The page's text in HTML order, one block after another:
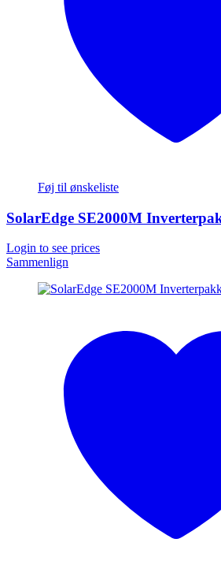
Føj til ønskeliste
SolarEdge SE2000M
Login to see prices
Sammenlign